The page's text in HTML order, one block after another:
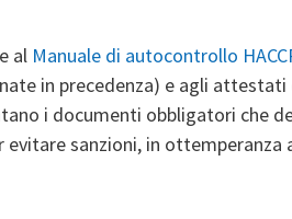
al Manuale di autocontrollo
in precedenza) e agli
i documenti obbligatori che
sanzioni, in ottemperanza